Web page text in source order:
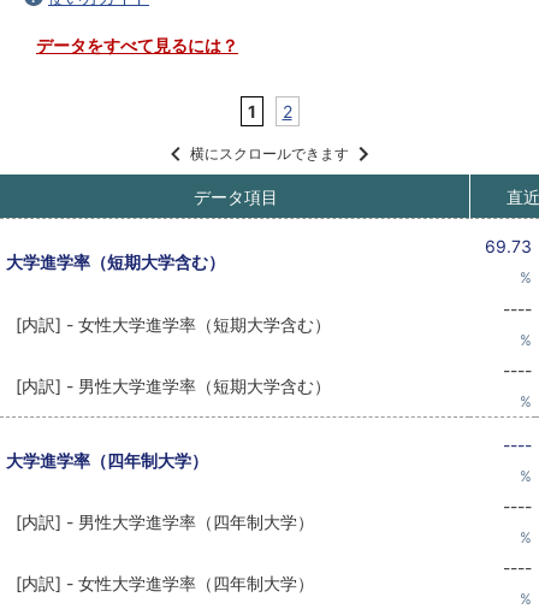
データをすべて見るには？
1 2
横にスクロールできます
データ項目 直
大学進学率（短期大学含む）
69.73
%
[内訳] - 女性大学進学率（短期大学含む）
----
%
[内訳] - 男性大学進学率（短期大学含む）
----
%
大学進学率（四年制大学）
----
%
[内訳] - 男性大学進学率（四年制大学）
----
%
[内訳] - 女性大学進学率（四年制大学）
----
%